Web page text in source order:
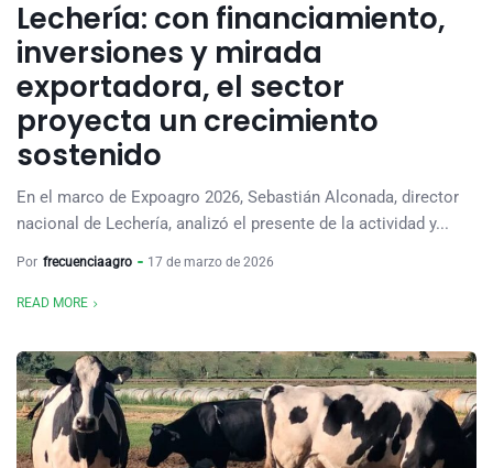
Lechería: con financiamiento,
inversiones y mirada
exportadora, el sector
proyecta un crecimiento
sostenido
En el marco de Expoagro 2026, Sebastián Alconada, director
nacional de Lechería, analizó el presente de la actividad y...
Por frecuenciaagro 17 de marzo de 2026
READ MORE